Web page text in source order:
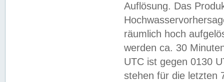
Auflösung. Das
räumlich hoch
werden ca. 30
UTC ist gegen 0130
stehen für die letzten